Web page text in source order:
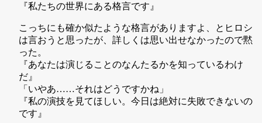
『私たちの世界にある格言です』
こっちにも確か似たような格言がありますよ、とヒロシ
は言おうと思ったが、詳しくは思い出せなかったので黙
った。
『あなたは演じることのなんたるかを知っているわけ
だ』
「いやあ……それはどうですかね」
『私の演技を見てほしい。今日は絶対に失敗できないの
です』